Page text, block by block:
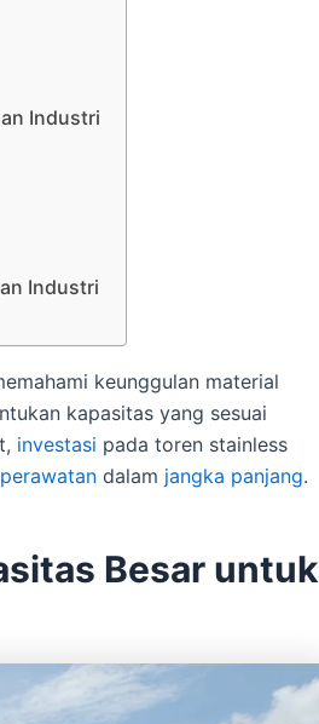
Industri
Industri
keunggulan material
kapasitas yang sesuai
investasi pada toren stainless
perawatan dalam jangka panjang.
Besar untuk